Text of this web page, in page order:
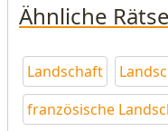
Ähnliche
Landschaft
französische